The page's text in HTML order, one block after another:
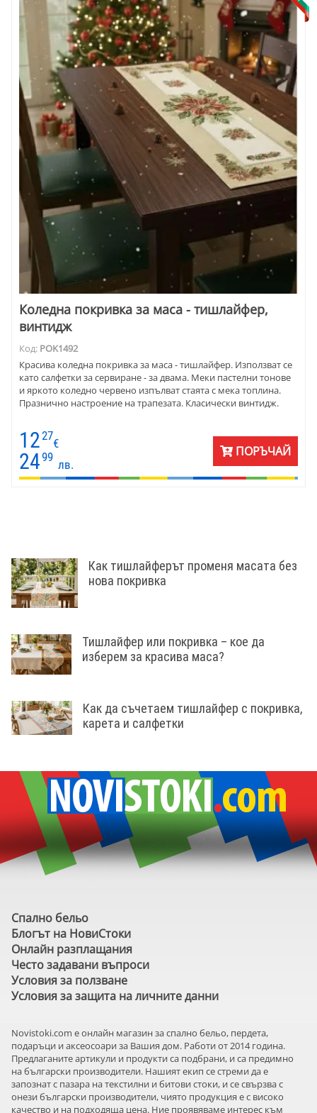
Коледна покривка за маса - тишлайфер,
винтидж
Код: POK1492
Красива коледна покривка за маса - тишлайфер. Използват се
като салфетки за сервиране - за двама. Меки пастелни тонове
и яркото коледно червено изпълват стаята с мека топлина.
Празнично настроение на трапезата. Класически винтидж.
1227
€
2499
лв.
ПОРЪЧАЙ
Как тишлайферът променя масата без
нова покривка
Тишлайфер или покривка – кое да
изберем за красива маса?
Как да съчетаем тишлайфер с покривка,
карета и салфетки
Спално бельо
Блогът на НовиСтоки
Онлайн разплащания
Често задавани въпроси
Условия за ползване
Условия за защита на личните данни
Novistoki.com e онлайн магазин за спално бельо, пердета,
подаръци и аксеосоари за Вашия дом. Работи от 2014 година.
Предлаганите артикули и продукти са подбрани, и са предимно
на български производители. Нашият екип се стреми да е
запознат с пазара на текстилни и битови стоки, и се свързва с
онези български производители, чиято продукция е с високо
качество и на подходяща цена. Ние проявяваме интерес към